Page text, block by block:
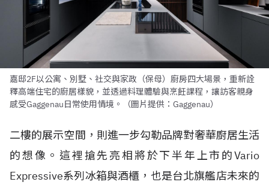
嘉邸2F以公寓、別墅、社交與家政（保母）廚房四大場景，重新詮
釋高端住宅的廚居樣貌，並透過料理體驗與烹飪課程，讓訪客親身
感受Gaggenau日常使用情境。（圖片提供：Gaggenau）
二樓的展示空間，則進一步勾勒品牌對奢華廚居生活
的想像。這裡搶先亮相將於下半年上市的Vario
Expressive系列冰箱與酒櫃，也是台北旗艦店未來的